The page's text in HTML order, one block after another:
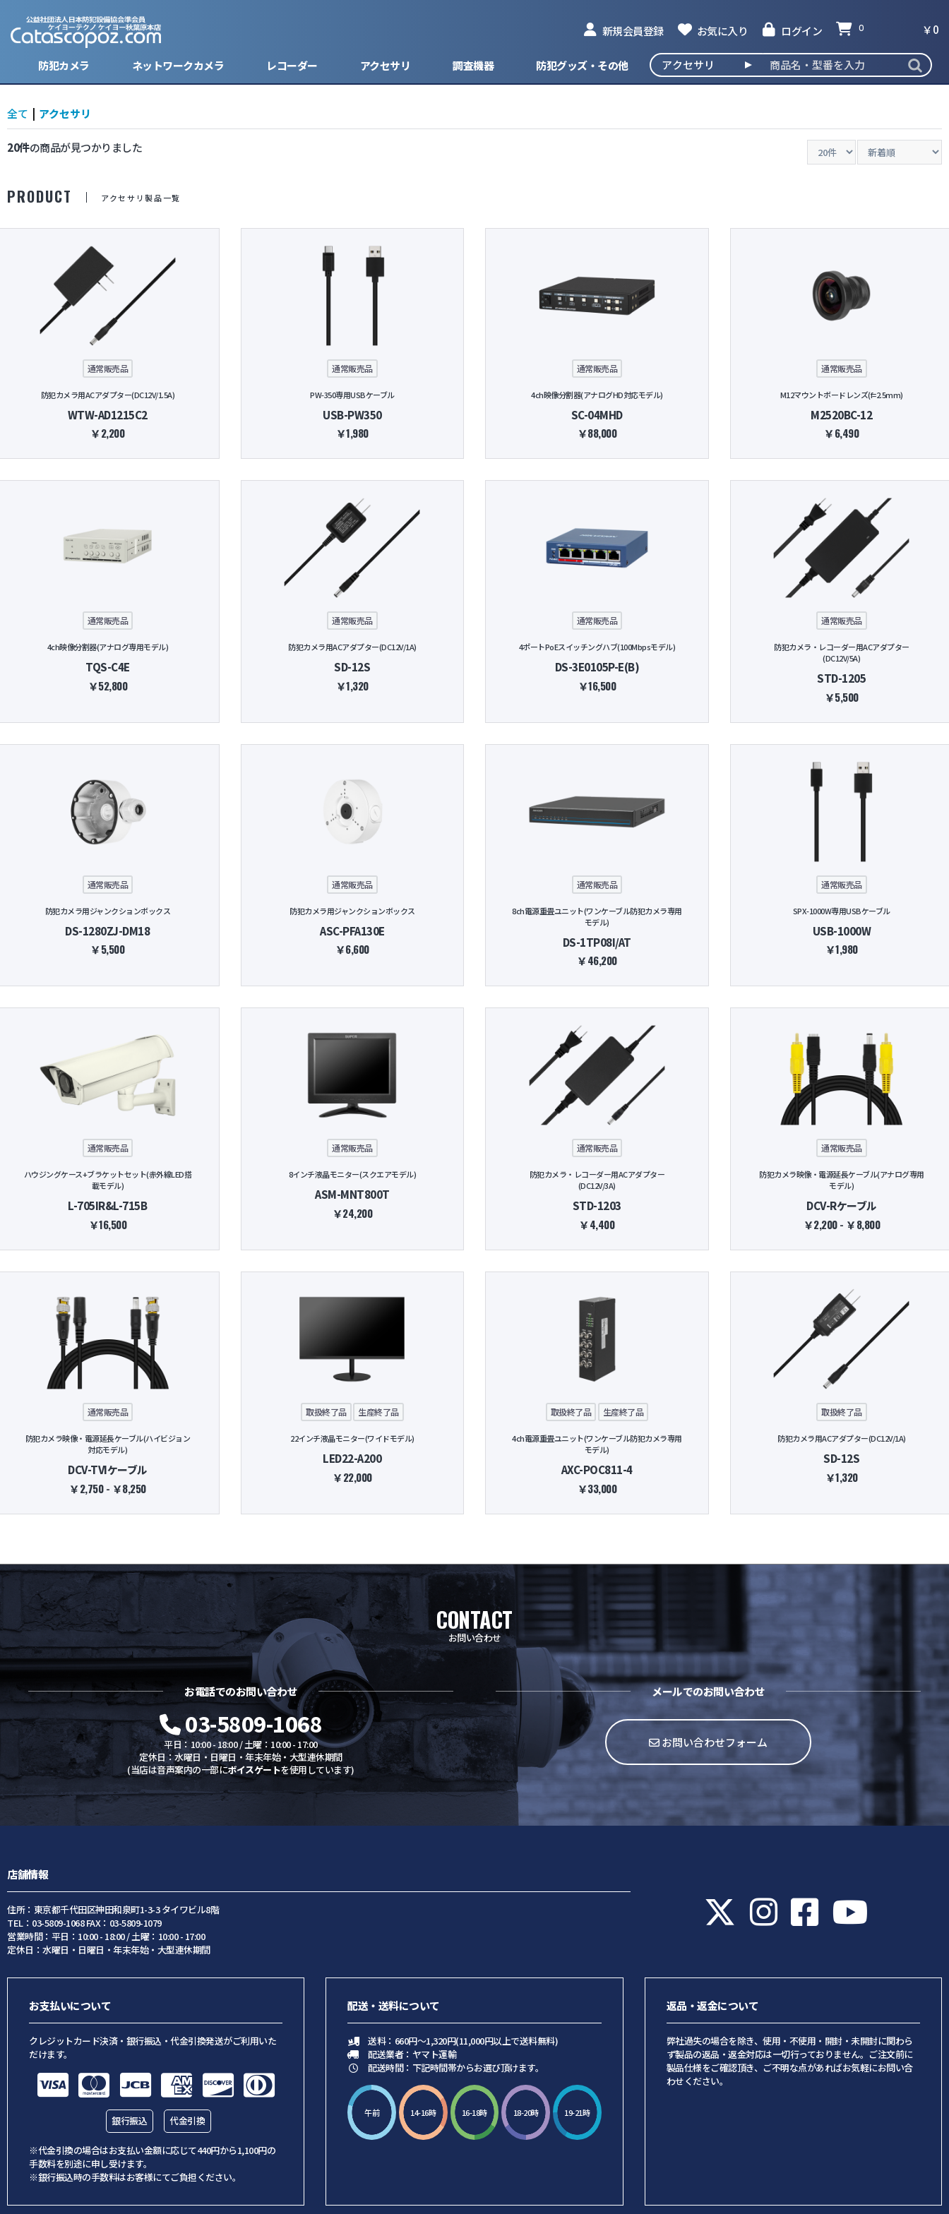
新規会員登録 お気に入り ログイン 0 ￥0
防犯カメラ
小型防犯カメラ
CVBS/アナログ
ネットワークカメラ レコーダー アクセサリ
ハウジング・ブラケット
調査機器
小型カメラ
防犯グッズ・その他
全て | アクセサリ
20件の商品が見つかりました
PRODUCT アクセサリ製品一覧
通常販売品
防犯カメラ用ACアダプター(DC12V/1.5A)
WTW-AD1215C2
￥2,200
通常販売品
PW-350専用USBケーブル
USB-PW350
￥1,980
通常販売品
4ch映像分割器(アナログHD対応モデル)
SC-04MHD
￥88,000
通常販売品
M12マウントボードレンズ(f=2.5mm)
M2520BC-12
￥6,490
通常販売品
4ch映像分割器(アナログ専用モデル)
TQS-C4E
￥52,800
通常販売品
防犯カメラ用ACアダプター(DC12V/1A)
SD-12S
￥1,320
通常販売品
4ポートPoEスイッチングハブ(100Mbpsモデル)
DS-3E0105P-E(B)
￥16,500
通常販売品
防犯カメラ・レコーダー用ACアダプター
(DC12V/5A)
STD-1205
￥5,500
通常販売品
防犯カメラ用ジャンクションボックス
DS-1280ZJ-DM18
￥5,500
通常販売品
防犯カメラ用ジャンクションボックス
ASC-PFA130E
￥6,600
通常販売品
8ch電源重畳ユニット(ワンケーブル防犯カメラ専用
モデル)
DS-1TP08I/AT
￥46,200
通常販売品
SPX-1000W専用USBケーブル
USB-1000W
￥1,980
通常販売品
ハウジングケース+ブラケットセット(赤外線LED搭
載モデル)
L-705IR&L-715B
￥16,500
通常販売品
8インチ液晶モニター(スクエアモデル)
ASM-MNT800T
￥24,200
通常販売品
防犯カメラ・レコーダー用ACアダプター
(DC12V/3A)
STD-1203
￥4,400
通常販売品
防犯カメラ映像・電源延長ケーブル(アナログ専用
モデル)
DCV-Rケーブル
￥2,200 - ￥8,800
通常販売品
防犯カメラ映像・電源延長ケーブル(ハイビジョン
対応モデル)
DCV-TVIケーブル
￥2,750 - ￥8,250
取扱終了品 生産終了品
22インチ液晶モニター(ワイドモデル)
LED22-A200
￥22,000
取扱終了品 生産終了品
4ch電源重畳ユニット(ワンケーブル防犯カメラ専用
モデル)
AXC-POC811-4
￥33,000
取扱終了品
防犯カメラ用ACアダプター(DC12V/1A)
SD-12S
￥1,320
CONTACT
お問い合わせ
お電話でのお問い合わせ
03-5809-1068
平日：10:00 - 18:00 / 土曜：10:00 - 17:00
定休日：水曜日・日曜日・年末年始・大型連休期間
(当店は音声案内の一部にボイスゲートを使用しています)
メールでのお問い合わせ
お問い合わせフォーム
店舗情報
住所：東京都千代田区神田和泉町1-3-3 タイワビル8階
TEL：03-5809-1068 FAX：03-5809-1079
営業時間：平日：10:00 - 18:00 / 土曜：10:00 - 17:00
定休日：水曜日・日曜日・年末年始・大型連休期間
お支払いについて
クレジットカード決済・銀行振込・代金引換発送がご利用いた
だけます。
銀行振込 代金引換
※代金引換の場合はお支払い金額に応じて440円から1,100円の
手数料を別途に申し受けます。
※銀行振込時の手数料はお客様にてご負担ください。
配送・送料について
送料：660円～1,320円(11,000円以上で送料無料)
配送業者：ヤマト運輸
配送時間：下記時間帯からお選び頂けます。
午前 14-16時 16-18時 18-20時 19-21時
返品・返金について
弊社過失の場合を除き、使用・不使用・開封・未開封に関わら
ず製品の返品・返金対応は一切行っておりません。ご注文前に
製品仕様をご確認頂き、ご不明な点があればお気軽にお問い合
わせください。